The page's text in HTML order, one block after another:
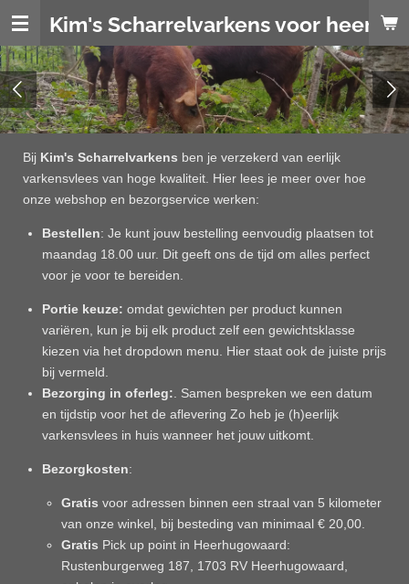
Ga
naar
de
hoofdinhoud
Kim's Scharrelvarkens voor
Bij Kim's Scharrelvarkens ben je verzekerd van eerlijk
varkensvlees van hoge kwaliteit. Hier lees je meer over hoe
onze webshop en bezorgservice werken:
Bestellen: Je kunt jouw bestelling eenvoudig plaatsen tot
maandag 18.00 uur. Dit geeft ons de tijd om alles perfect
voor je voor te bereiden.
Portie keuze: omdat gewichten per product kunnen
variëren, kun je bij elk product zelf een gewichtsklasse
kiezen via het dropdown menu. Hier staat ook de juiste prijs
bij vermeld.
Bezorging in oferleg: . Samen bespreken we een datum
en tijdstip voor het de aflevering Zo heb je (h)eerlijk
varkensvlees in huis wanneer het jouw uitkomt.
Bezorgkosten:
Gratis voor adressen binnen een straal van 5 kilometer
van onze winkel, bij besteding van minimaal € 20,00.
Gratis Pick up point in Heerhugowaard:
Rustenburgerweg 187, 1703 RV Heerhugowaard,